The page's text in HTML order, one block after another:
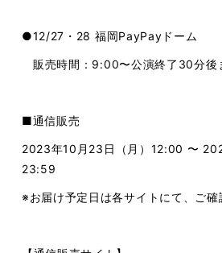
●12/27・28 福岡PayPayドーム
販売時間：9:00〜公演終了30分後
■通信販売
2023年10月23日（月）12:00 〜
23:59
※お届け予定日は各サイトにて、ご確